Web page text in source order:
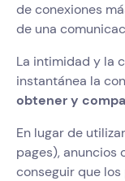
de conexiones
de una
La intimidad y la
instantánea la
obtener y
En lugar de
pages), anuncios
conseguir que